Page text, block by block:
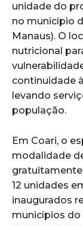
unidade do
no município
Manaus). O
nutricional
continuidade
levando
população.
Em Coari, o
modalidade
12 unidades
inaugurados
municípios do